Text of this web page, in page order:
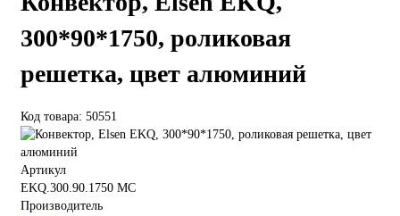
300*90*1750, роликовая
решетка, цвет алюминий
Код товара: 50551
Артикул
EKQ.300.90.1750 MC
Производитель